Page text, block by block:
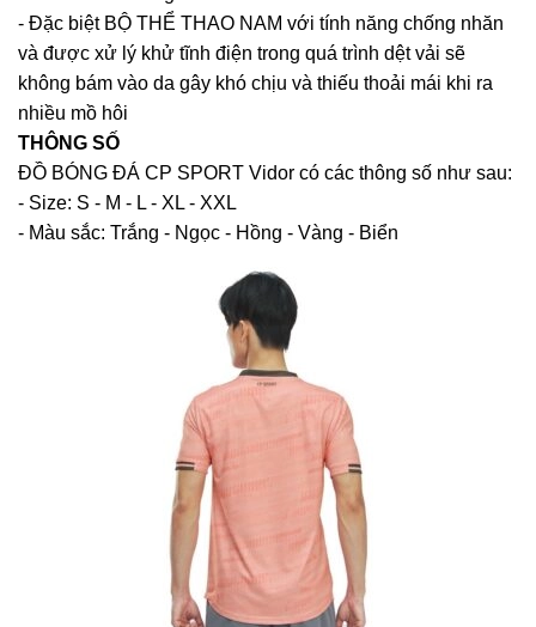
- Đặc biệt BỘ THỂ THAO NAM với tính năng chống nhăn
và được xử lý khử tĩnh điện trong quá trình dệt vải sẽ
không bám vào da gây khó chịu và thiếu thoải mái khi ra
nhiều mồ hôi
THÔNG SỐ
ĐỒ BÓNG ĐÁ CP SPORT Vidor có các thông số như sau:
- Size: S - M - L - XL - XXL
- Màu sắc: Trắng - Ngọc - Hồng - Vàng - Biển